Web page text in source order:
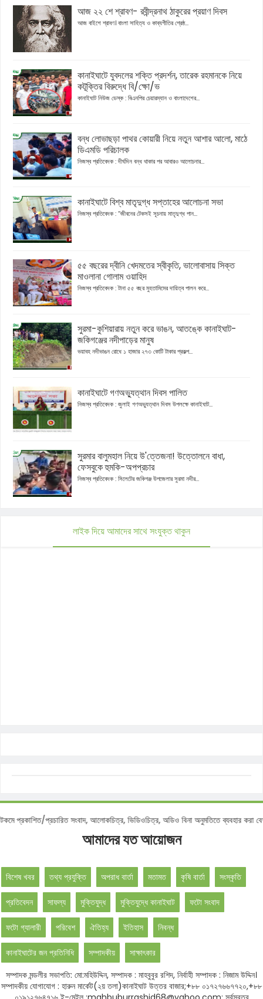
আজ ২২ শে শ্রাবণ- রবীন্দ্রনাথ ঠাকুরের প্রয়াণ দিবস
আজ বাইশে শ্রাবণ। বাংলা সাহিত্য ও কাব্যগীতির শ্রেষ্ঠ...
কানাইঘাটে যুবদলের শক্তি প্রদর্শন, তারেক রহমানকে নিয়ে
কটূক্তির বিরুদ্ধে বি/ক্ষো/ভ
কানাইঘাট নিউজ ডেস্ক : বিএনপির চেয়ারম্যান ও বাংলাদেশের...
বন্ধ লোভাছড়া পাথর কোয়ারী নিয়ে নতুন আশার আলো, মাঠে
ডিএমডি পরিচালক
নিজস্ব প্রতিবেদক : দীর্ঘদিন বন্ধ থাকার পর আবারও আলোচনার...
কানাইঘাটে বিশ্ব মাতৃদুগ্ধ সপ্তাহের আলোচনা সভা
নিজস্ব প্রতিবেদক : “জীবনের টেকসই সূচনায় মাতৃদুগ্ধ পান...
৫৫ বছরের দ্বীনি খেদমতের স্বীকৃতি, ভালোবাসায় সিক্ত
মাওলানা গোলাম ওয়াহিদ
নিজস্ব প্রতিবেদক : টানা ৫৫ বছর মুহতামিমের দায়িত্ব পালন করে...
সুরমা-কুশিয়ারায় নতুন করে ভাঙন, আতঙ্কে কানাইঘাট-
জকিগঞ্জের নদীপাড়ের মানুষ
ভয়াবহ নদীভাঙন রোধে ১ হাজার ২৭৩ কোটি টাকার প্রকল্প...
কানাইঘাটে গণঅভ্যুত্থান দিবস পালিত
নিজস্ব প্রতিবেদক : জুলাই গণঅভ্যুত্থান দিবস উপলক্ষে কানাইঘাট...
সুরমার বালুমহাল নিয়ে উ'ত্তেজনা! উত্তোলনে বাধা,
ফেসবুকে হুমকি-অপপ্রচার
নিজস্ব প্রতিবেদক : সিলেটের জকিগঞ্জ উপজেলার সুরমা নদীর...
লাইক দিয়ে আমাদের সাথে সংযুক্ত থাকুন
প্রচারিত সংবাদ, আলোকচিত্র, ভিডিওচিত্র, অডিও বিনা অনুমতিতে ব্যবহার করা
আমাদের যত আয়োজন
বিশেষ খবর তথ্য প্রযুক্তি অপরাধ বার্তা মতামত কৃষি বার্তা সংস্কৃতি
প্রতিবেদন সাফল্য মুক্তিযুদ্ধ মুক্তিযুদ্ধে কানাইঘাট ফটো সংবাদ
ফটো গ্যালারী পরিবেশ ঐতিহ্য ইতিহাস নিবন্ধ
কানাইঘাটের জন প্রতিনিধি সম্পাদকীয়
সাক্ষাৎকার
সম্পাদক মন্ডলীর সভাপতি: মো:মহিউদ্দিন, সম্পাদক : মাহবুবুর রশিদ, নির্বাহী সম্পাদক : নিজাম উদ্দিন।
সম্পাদকীয় যোগাযোগ : হারুন মার্কেট(২য় তলা)কানাইঘাট উত্তর বাজার;+৮৮ ০১৭২৭৬৬৭৭২০,+৮৮